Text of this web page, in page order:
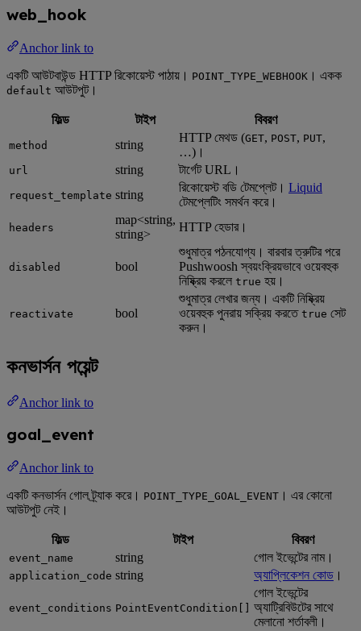
web_hook
Anchor link to
একটি আউটবাউন্ড HTTP রিকোয়েস্ট পাঠায়। POINT_TYPE_WEBHOOK । একক
default আউটপুট।
ফিল্ড টাইপ বিবরণ
method string
HTTP মেথড (GET, POST, PUT,
…)।
url string টার্গেট URL।
request_template string
রিকোয়েস্ট বডি টেমপ্লেট। Liquid
টেমপ্লেটিং সমর্থন করে।
headers
map<string,
string>
HTTP হেডার।
disabled bool
শুধুমাত্র পঠনযোগ্য। বারবার ত্রুটির পরে
Pushwoosh স্বয়ংক্রিয়ভাবে ওয়েবহুক
নিষ্ক্রিয় করলে true হয়।
reactivate bool
শুধুমাত্র লেখার জন্য। একটি নিষ্ক্রিয়
ওয়েবহুক পুনরায় সক্রিয় করতে true সেট
করুন।
কনভার্সন পয়েন্ট
Anchor link to
goal_event
Anchor link to
একটি কনভার্সন গোল ট্র্যাক করে। POINT_TYPE_GOAL_EVENT । এর কোনো
আউটপুট নেই।
ফিল্ড টাইপ বিবরণ
event_name string গোল ইভেন্টের নাম।
application_code string অ্যাপ্লিকেশন কোড ।
event_conditions PointEventCondition[]
গোল ইভেন্টের
অ্যাট্রিবিউটের সাথে
মেলানো শর্তাবলী।